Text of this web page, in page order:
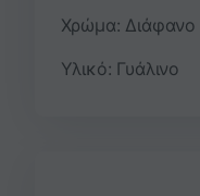
Χρώμα: Διάφανο
Υλικό: Γυάλινο